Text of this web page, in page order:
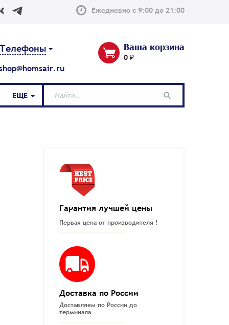
Ежедневно с 9:00 до 21:00
Телефоны Ваша корзина
0 ₽
Гарантия лучшей цены
Первая цена от производителя !
Доставка по России
Доставляем по России до
терминала
ЕЩЕ